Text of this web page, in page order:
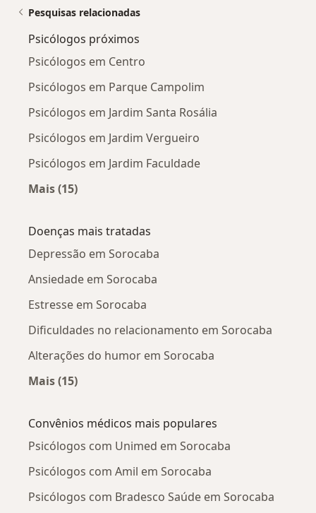
Pesquisas relacionadas
Psicólogos próximos
Psicólogos em Centro
Psicólogos em Parque Campolim
Psicólogos em Jardim Santa Rosália
Psicólogos em Jardim Vergueiro
Psicólogos em Jardim Faculdade
Mais (15)
Doenças mais tratadas
Depressão em Sorocaba
Ansiedade em Sorocaba
Estresse em Sorocaba
Dificuldades no relacionamento em Sorocaba
Alterações do humor em Sorocaba
Mais (15)
Convênios médicos mais populares
Psicólogos com Unimed em Sorocaba
Psicólogos com Amil em Sorocaba
Psicólogos com Bradesco Saúde em Sorocaba